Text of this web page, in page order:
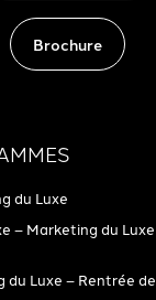
Brochure
du Luxe
– Marketing du Luxe
Luxe – Rentrée de